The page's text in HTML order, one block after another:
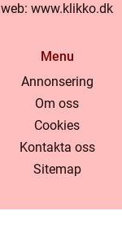
web: www.klikko.dk
Menu
Annonsering
Om oss
Cookies
Kontakta oss
Sitemap